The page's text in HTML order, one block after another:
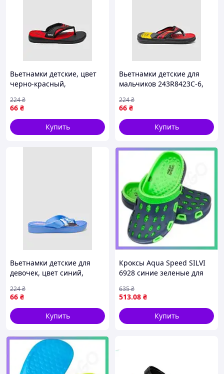
Вьетнамки детские, цвет
черно-красный,
66 ₴
224₴
Купить
Вьетнамки детские для
мальчиков 243R8423C-6,
66 ₴
224₴
Купить
Вьетнамки детские для
девочек, цвет синий,
66 ₴
224₴
Купить
Кроксы Aqua Speed SILVI
6928 синие зеленые для
легкие удобные SKU_508-
48
513.08 ₴
635₴
Купить